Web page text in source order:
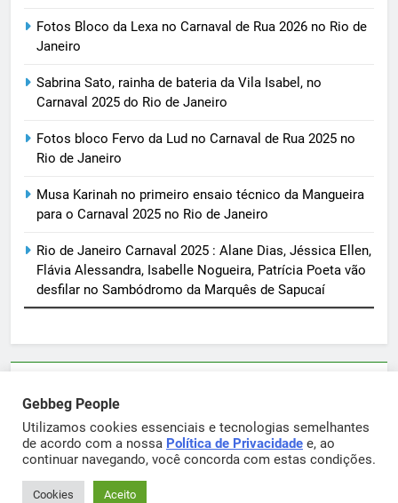
Fotos Bloco da Lexa no Carnaval de Rua 2026 no Rio de
Janeiro
Sabrina Sato, rainha de bateria da Vila Isabel, no
Carnaval 2025 do Rio de Janeiro
Fotos bloco Fervo da Lud no Carnaval de Rua 2025 no
Rio de Janeiro
Musa Karinah no primeiro ensaio técnico da Mangueira
para o Carnaval 2025 no Rio de Janeiro
Rio de Janeiro Carnaval 2025 : Alane Dias, Jéssica Ellen,
Flávia Alessandra, Isabelle Nogueira, Patrícia Poeta vão
desfilar no Sambódromo da Marquês de Sapucaí
sortimentos@yahoo.com.br
Gebbeg Powered ByBlazeThemes.
Gebbeg People
Utilizamos cookies essenciais e tecnologias semelhantes
de acordo com a nossa Política de Privacidade e, ao
continuar navegando, você concorda com estas condições.
Cookies Aceito